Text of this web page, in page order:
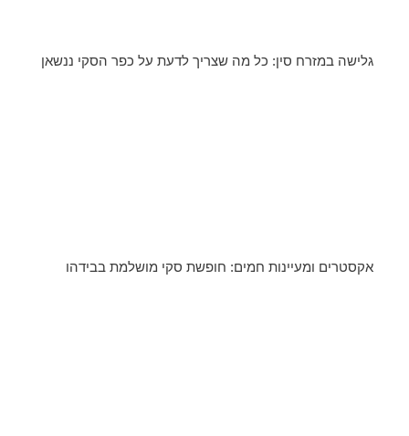
גלישה במזרח סין: כל מה שצריך לדעת על כפר הסקי ננשאן
אקסטרים ומעיינות חמים: חופשת סקי מושלמת בבידהו